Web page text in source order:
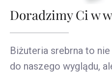
Doradzimy Ci w
Biżuteria srebrna to
do naszego wyglądu,